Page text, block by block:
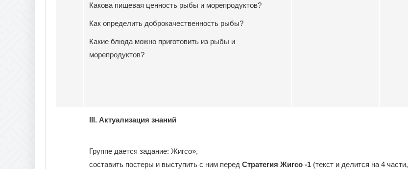
Какова пищевая ценность рыбы и морепродуктов?
Как определить доброкачественность рыбы?
Какие блюда можно приготовить из рыбы и
морепродуктов?
III. Актуализация знаний
Группе дается задание: Жигсо»,
составить постеры и выступить с ним перед Стратегия Жигсо -1 (текст и делится на 4 части,